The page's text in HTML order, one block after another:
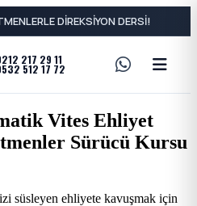
217 29 11
512 17 72
Vites Ehliyet
Sürücü Kursu
süsleyen ehliyete kavuşmak için